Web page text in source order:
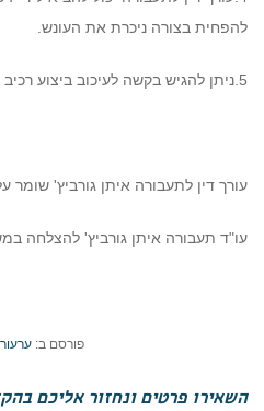
להפחית בצורה ניכרת את העונש.
5.ניתן להגיש בקשה לעיכוב ביצוע רכיב הפסילה עד הישמע הערעור גופו.
עורך דין לתעבורה איתן גורביץ' שומר
עו"ד תעבורה איתן גורביץ' להצלחה
פורסם ב:
השאירו פרטים ונחזור אליכם